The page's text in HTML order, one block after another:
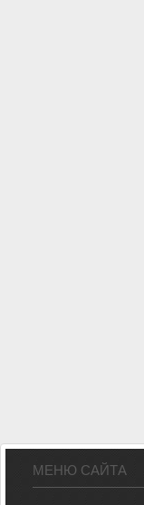
МЕНЮ САЙТА